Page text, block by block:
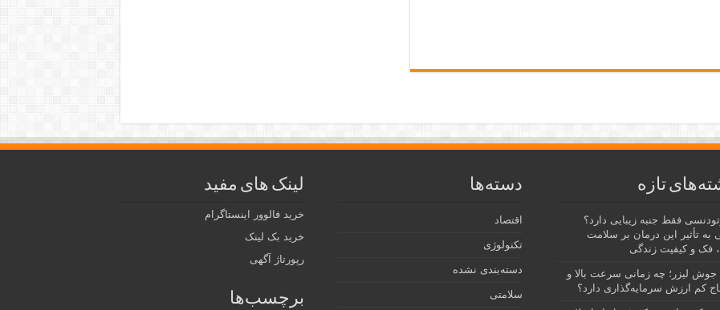
تازه
فقط جنبه زیبایی دارد؟
به تأثیر این درمان بر سلامت
فک و کیفیت زندگی
جوش لیزر؛ چه زمانی سرعت بالا و
کم ارزش سرمایه‌گذاری دارد؟
دسته‌ها
اقتصاد
تکنولوژی
دسته‌بندی نشده
سلامتی
لینک های مفید
خرید فالوور اینستاگرام
خرید بک لینک
رپورتاژ آگهی
برچسب‌ها